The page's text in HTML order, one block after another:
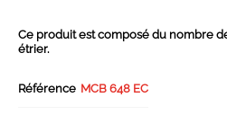
Ce produit est composé du nombre
étrier.
Référence MCB 648 EC